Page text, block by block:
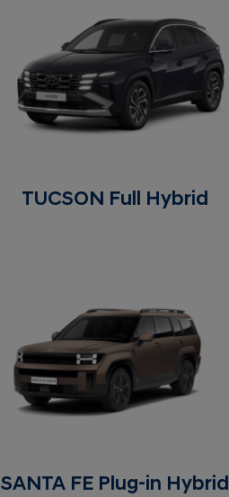
TUCSON Full Hybrid
SANTA FE Plug-in Hybrid